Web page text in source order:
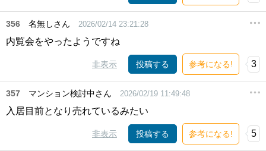
356 名無しさん 2026/02/14 23:21:28
内覧会をやったようですね
非表示 投稿する 参考になる! 3
357 マンション検討中さん 2026/02/19 11:49:48
入居目前となり売れているみたい
非表示 投稿する 参考になる! 5